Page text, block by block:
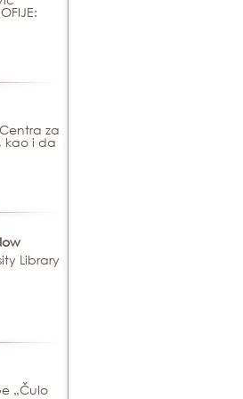
za
kao i da
Library
„Čulo